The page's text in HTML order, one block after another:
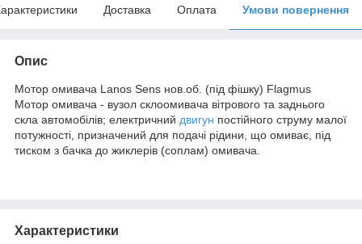
Доставка Оплата Умови повернення
Опис
Мотор омивача Lanos Sens нов.об. (під фішку) Flagmus
Мотор омивача - вузол склоомивача вітрового та заднього
скла автомобілів; електричний двигун постійного струму малої
потужності, призначений для подачі рідини, що омиває, під
тиском з бачка до жиклерів (соплам) омивача.
Характеристики